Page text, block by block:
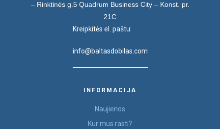
– Rinktinės g.5 Quadrum Business City – Konst. pr.
21C
Kreipkitės el. paštu:
info@baltasdobilas.com
INFORMACIJA
Naujienos
Kur mus rasti?